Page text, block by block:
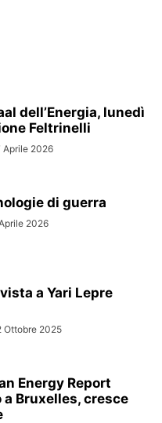
dell’Energia, lunedì
Feltrinelli
Aprile 2026
di guerra
2026
a Yari Lepre
Ottobre 2025
Energy Report
Bruxelles, cresce